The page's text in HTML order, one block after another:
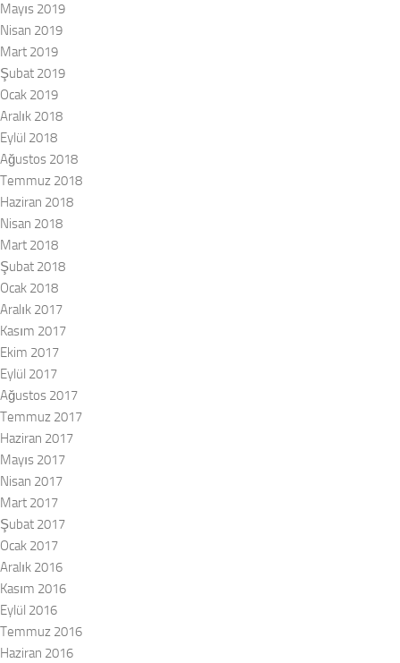
Mayıs 2019
Nisan 2019
Mart 2019
Şubat 2019
Ocak 2019
Aralık 2018
Eylül 2018
Ağustos 2018
Temmuz 2018
Haziran 2018
Nisan 2018
Mart 2018
Şubat 2018
Ocak 2018
Aralık 2017
Kasım 2017
Ekim 2017
Eylül 2017
Ağustos 2017
Temmuz 2017
Haziran 2017
Mayıs 2017
Nisan 2017
Mart 2017
Şubat 2017
Ocak 2017
Aralık 2016
Kasım 2016
Eylül 2016
Temmuz 2016
Haziran 2016